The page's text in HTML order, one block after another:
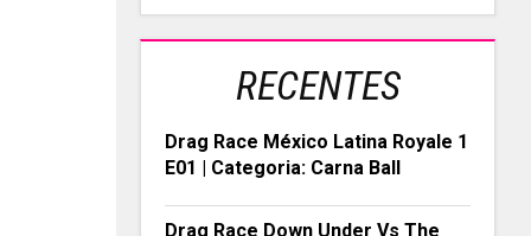
RECENTES
Drag Race México Latina Royale 1
E01 | Categoria: Carna Ball
Drag Race Down Under Vs The